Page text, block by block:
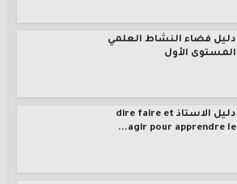
دليل فضاء النشاط العلمي
المستوى الأول
دليل الاستاذ dire faire et
agir pour apprendre le...